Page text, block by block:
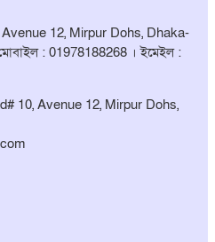
12, Mirpur Dohs, Dhaka-
: 01978188268 । ইমেইল :
10, Avenue 12, Mirpur Dohs,